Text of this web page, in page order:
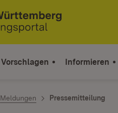
Vorschlagen Informieren
Meldungen Pressemitteilung